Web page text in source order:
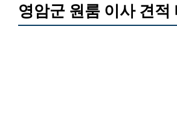
영암군 원룸 이사 견적